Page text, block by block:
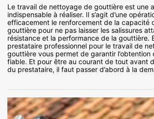
Le travail de nettoyage de gouttière est une
indispensable à réaliser. Il s’agit d’une
efficacement le renforcement de la capacité
gouttière pour ne pas laisser les salissures
résistance et la performance de la gouttière.
prestataire professionnel pour le travail de
gouttière vous permet de garantir l’obtention
fiable. Et pour être au courant de tout avant
du prestataire, il faut passer d’abord à la